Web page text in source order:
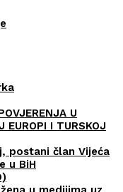
U
EUROPI I TURSKOJ
postani član Vijeća
u BiH